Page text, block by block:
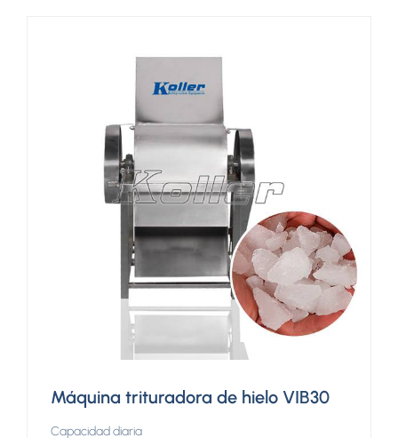
Máquina trituradora de hielo VIB30
Capacidad diaria